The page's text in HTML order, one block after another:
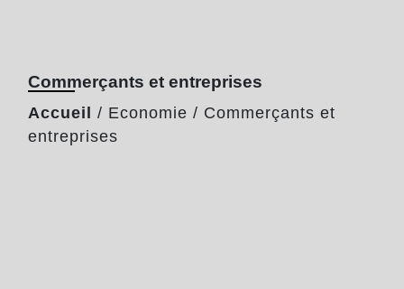
Commerçants et entreprises
Accueil / Economie / Commerçants et
entreprises